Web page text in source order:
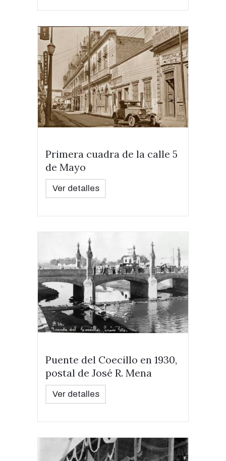
Primera cuadra de la calle 5
de Mayo
Ver detalles
Puente del Coecillo en 1930,
postal de José R. Mena
Ver detalles